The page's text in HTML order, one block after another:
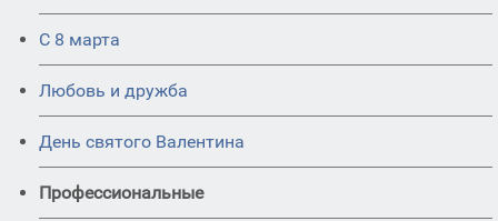
С 8 марта
Любовь и дружба
День святого Валентина
Профессиональные